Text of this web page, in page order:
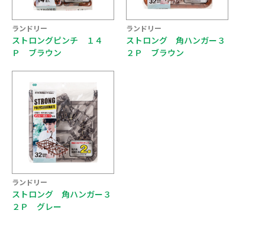
ランドリー
ストロングピンチ １４
Ｐ ブラウン
ランドリー
ストロング 角ハンガー３
２Ｐ ブラウン
ランドリー
ストロング 角ハンガー３
２Ｐ グレー